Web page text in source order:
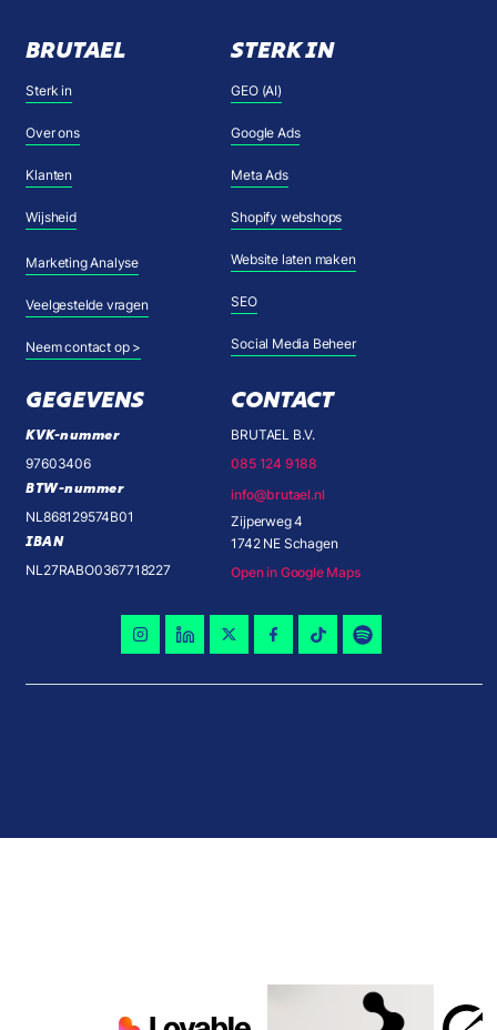
BRUTAEL
Sterk in
Over ons
Klanten
Wijsheid
Marketing Analyse
Veelgestelde vragen
Neem contact op >
STERK IN
GEO (AI)
Google Ads
Meta Ads
Shopify webshops
Website laten maken
SEO
Social Media Beheer
GEGEVENS
KVK-nummer
97603406
BTW-nummer
NL868129574B01
IBAN
NL27RABO0367718227
CONTACT
BRUTAEL B.V.
085 124 9188
info@brutael.nl
Zijperweg 4
1742 NE Schagen
Open in Google Maps